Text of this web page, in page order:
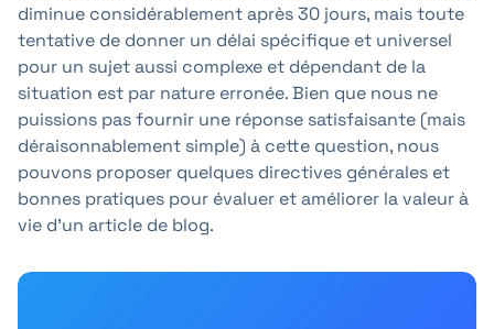
diminue considérablement après 30 jours, mais toute
tentative de donner un délai spécifique et universel
pour un sujet aussi complexe et dépendant de la
situation est par nature erronée. Bien que nous ne
puissions pas fournir une réponse satisfaisante (mais
déraisonnablement simple) à cette question, nous
pouvons proposer quelques directives générales et
bonnes pratiques pour évaluer et améliorer la valeur à
vie d'un article de blog.